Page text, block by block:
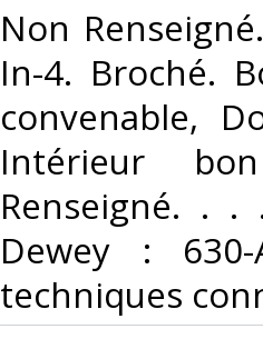
‎Non
In-4. Broché.
convenable,
Intérieur
Renseigné. . .
Dewey :
techniques